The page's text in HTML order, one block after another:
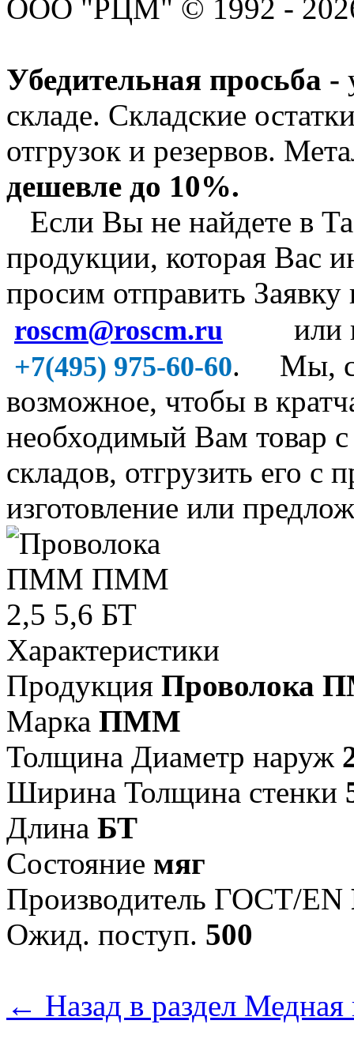
ООО "РЦМ" © 1992 -
Убедительная просьба -
складе. Складские
отгрузок и резервов.
дешевле до 10%.
Если Вы не найдете в
продукции, которая Вас
просим отправить
roscm@roscm.ru или
+7(495) 975-60-60. Мы, со
возможное, чтобы в
необходимый Вам товар
складов, отгрузить его с
изготовление или
Характеристики
Продукция Проволока
Марка ПММ
Толщина Диаметр наруж
Ширина Толщина стенки
Длина БТ
Состояние мяг
Произво­дитель ГОСТ/EN
Ожид. поступ. 500
← Назад в раздел Медная